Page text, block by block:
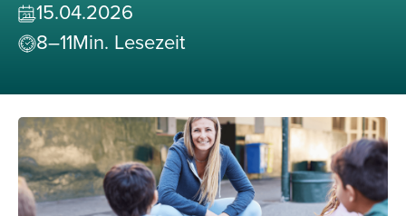
15.04.2026
8–11Min. Lesezeit